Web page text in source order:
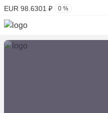
EUR 98.6301 ₽ 0 %